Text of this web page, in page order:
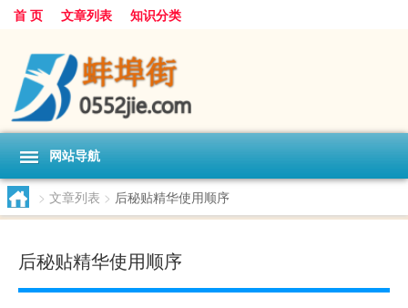
首 页 文章列表 知识分类
网站导航
> 文章列表 > 后秘贴精华使用顺序
后秘贴精华使用顺序